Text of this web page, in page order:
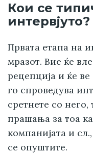
Кои се
интервјуто?
Првата етапа на
мразот. Вие ќе
рецепција и ќе ве
го спроведува
сретнете со него,
прашања за тоа
компанијата и
се опуштите.